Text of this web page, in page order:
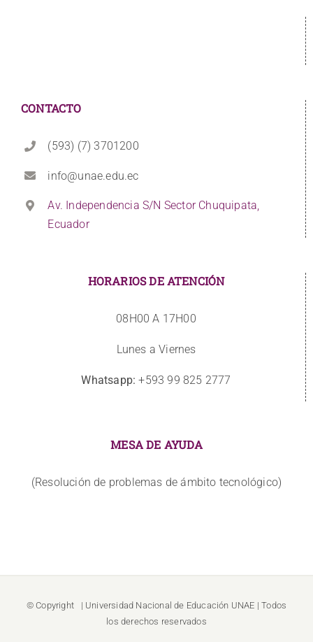
CONTACTO
(593) (7) 3701200
info@unae.edu.ec
Av. Independencia S/N Sector Chuquipata,
Ecuador
HORARIOS DE ATENCIÓN
08H00 A 17H00
Lunes a Viernes
Whatsapp: +593 99 825 2777
MESA DE AYUDA
(Resolución de problemas de ámbito tecnológico)
© Copyright | Universidad Nacional de Educación UNAE | Todos
los derechos reservados